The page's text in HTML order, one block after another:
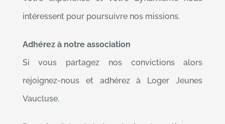
intéressent pour poursuivre nos missions.
Adhérez à notre association
Si vous partagez nos convictions alors
rejoignez-nous et adhérez à Loger Jeunes
Vaucluse.